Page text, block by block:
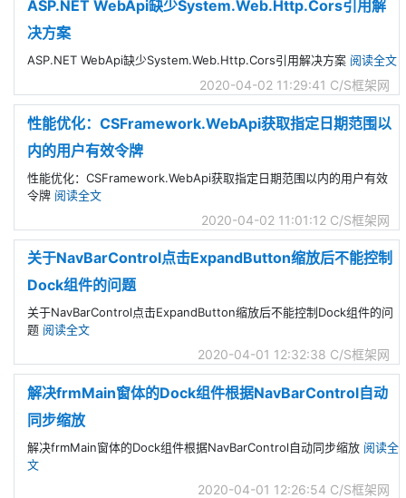
ASP.NET WebApi缺少System.Web.Http.Cors引用解
决方案
ASP.NET WebApi缺少System.Web.Http.Cors引用解决方案 阅读全文
2020-04-02 11:29:41 C/S框架网
性能优化：CSFramework.WebApi获取指定日期范围以
内的用户有效令牌
性能优化：CSFramework.WebApi获取指定日期范围以内的用户有效
令牌 阅读全文
2020-04-02 11:01:12 C/S框架网
关于NavBarControl点击ExpandButton缩放后不能控制
Dock组件的问题
关于NavBarControl点击ExpandButton缩放后不能控制Dock组件的问
题 阅读全文
2020-04-01 12:32:38 C/S框架网
解决frmMain窗体的Dock组件根据NavBarControl自动
同步缩放
解决frmMain窗体的Dock组件根据NavBarControl自动同步缩放 阅读全
文
2020-04-01 12:26:54 C/S框架网